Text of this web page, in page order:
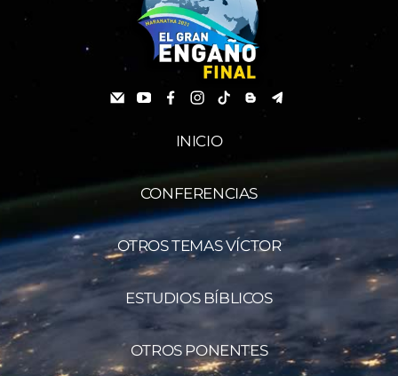
INICIO
CONFERENCIAS
OTROS TEMAS VÍCTOR
ESTUDIOS BÍBLICOS
OTROS PONENTES